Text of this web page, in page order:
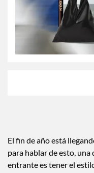
El fin de año está
para hablar de esto, una
entrante es tener el